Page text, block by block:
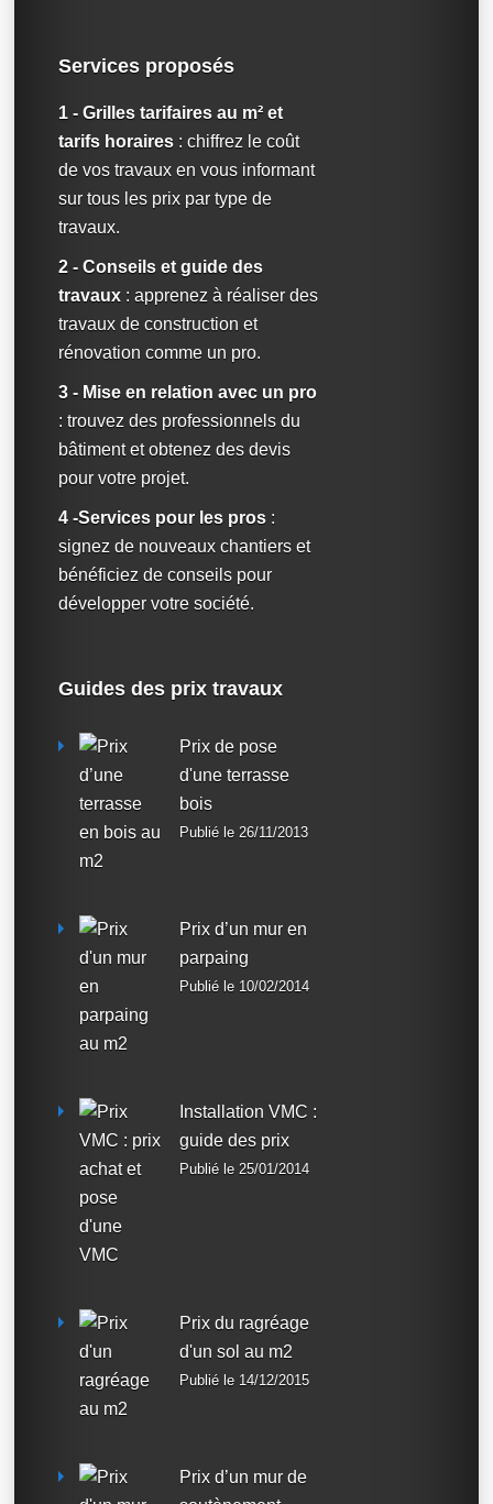
Services proposés
1 - Grilles tarifaires au m² et
tarifs horaires : chiffrez le coût
de vos travaux en vous informant
sur tous les prix par type de
travaux.
2 - Conseils et guide des
travaux : apprenez à réaliser des
travaux de construction et
rénovation comme un pro.
3 - Mise en relation avec un pro
: trouvez des professionnels du
bâtiment et obtenez des devis
pour votre projet.
4 -Services pour les pros :
signez de nouveaux chantiers et
bénéficiez de conseils pour
développer votre société.
Guides des prix travaux
Prix de pose
d'une terrasse
bois
Publié le 26/11/2013
Prix d’un mur en
parpaing
Publié le 10/02/2014
Installation VMC :
guide des prix
Publié le 25/01/2014
Prix du ragréage
d'un sol au m2
Publié le 14/12/2015
Prix d’un mur de